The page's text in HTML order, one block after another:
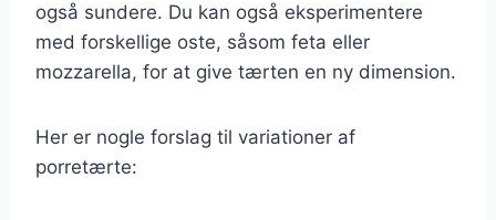
også sundere. Du kan også eksperimentere
med forskellige oste, såsom feta eller
mozzarella, for at give tærten en ny dimension.
Her er nogle forslag til variationer af
porretærte: